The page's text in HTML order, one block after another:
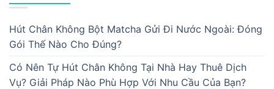
Hút Chân Không Bột Matcha Gửi Đi Nước Ngoài: Đóng
Gói Thế Nào Cho Đúng?
Có Nên Tự Hút Chân Không Tại Nhà Hay Thuê Dịch
Vụ? Giải Pháp Nào Phù Hợp Với Nhu Cầu Của Bạn?